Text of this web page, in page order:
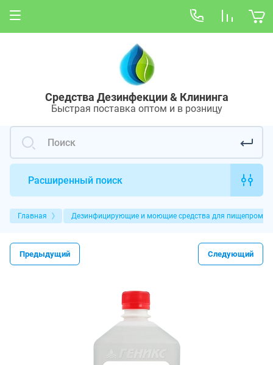
Средства Дезинфекции& Клининга
Быстрая поставка оптом и в розницу
Расширенный поиск
Главная Дезинфицирующие и моющие средства для пищепрома
Предыдущий Следующий